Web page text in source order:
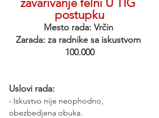
postupku
Mesto rada: Vrčin
Zarada: za radnike sa iskustvom
100.000
Uslovi rada:
- Iskustvo nije neophodno,
obezbedjena obuka.